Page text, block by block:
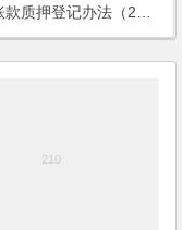
质押登记办法（2019）